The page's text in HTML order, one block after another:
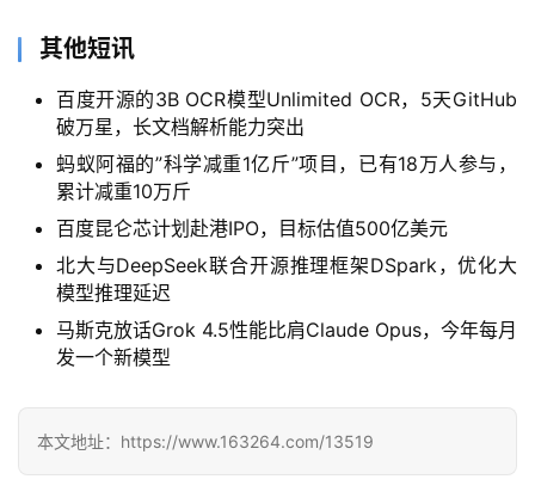
应
用
行
文
登录
其他短讯
百度开源的3B OCR模型Unlimited OCR，5天GitHub
破万星，长文档解析能力突出
蚂蚁阿福的”科学减重1亿斤”项目，已有18万人参与，
累计减重10万斤
百度昆仑芯计划赴港IPO，目标估值500亿美元
北大与DeepSeek联合开源推理框架DSpark，优化大
模型推理延迟
马斯克放话Grok 4.5性能比肩Claude Opus，今年每月
发一个新模型
本文地址：https://www.163264.com/13519